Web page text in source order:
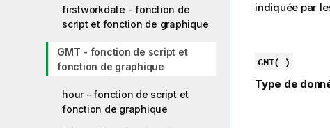
firstworkdate - fonction de
script et fonction de graphique
GMT - fonction de script et
fonction de graphique
hour - fonction de script et
fonction de graphique
indiquée par
GMT( )
Type de